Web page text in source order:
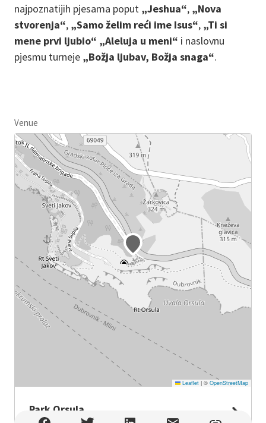
najpoznatijih pjesama poput „Jeshua“, „Nova
stvorenja“, „Samo želim reći ime Isus“, „Ti si
mene prvi ljubio“ „Aleluja u meni“ i naslovnu
pjesmu turneje „Božja ljubav, Božja snaga“.
Venue
Leaflet |© OpenStreetMap
Park Orsula